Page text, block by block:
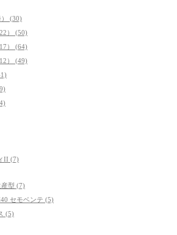
(30)
） (50)
） (64)
） (49)
II (7)
型 (7)
セモベンテ (5)
(5)